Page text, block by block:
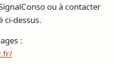
ou à contacter
ci-dessus.
: